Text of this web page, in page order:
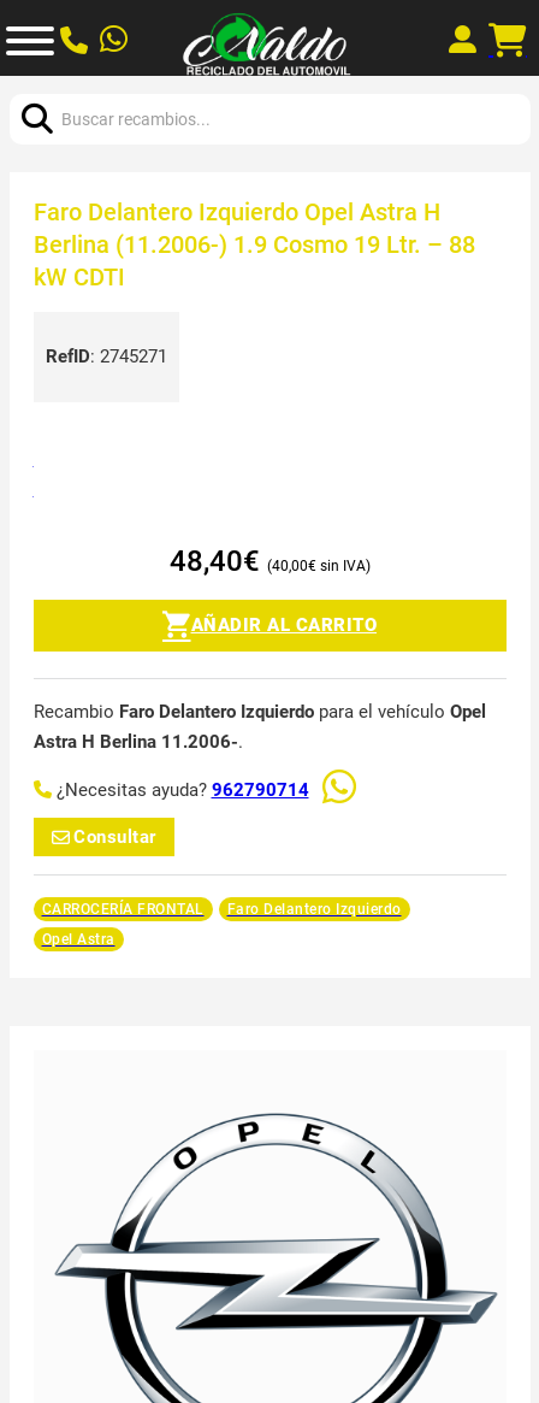
Faro Delantero Izquierdo Opel Astra H
Berlina (11.2006-) 1.9 Cosmo 19 Ltr. – 88
kW CDTI
RefID: 2745271
48,40€ 40,00€
AÑADIR AL CARRITO
Recambio Faro Delantero Izquierdopara el vehículo Opel
Astra H Berlina 11.2006-.
¿Necesitas ayuda? 962790714
Consultar
CARROCERÍA FRONTAL
Faro Delantero Izquierdo
Opel Astra